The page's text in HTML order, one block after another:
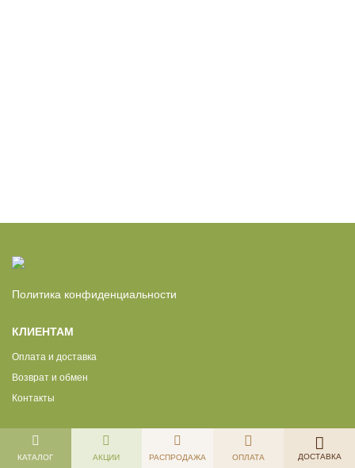
КАТАЛОГ АКЦИИ РАСПРОДАЖА ОПЛАТА ДОСТАВКА
Политика конфиденциальности
КЛИЕНТАМ
Оплата и доставка
Возврат и обмен
Контакты